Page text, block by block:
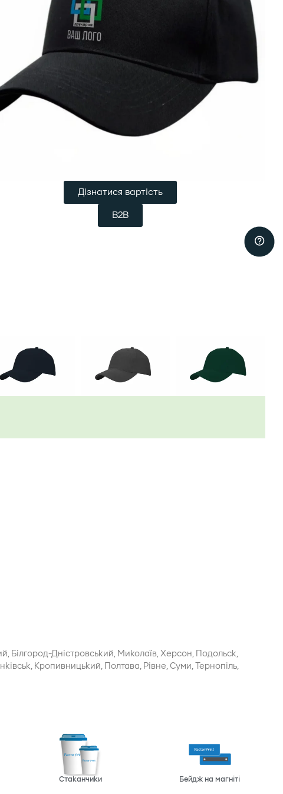
Дізнатися вартість
B2B
Білгород-Дністровський, Миколаїв, Херсон, Подольск,
Кропивницький, Полтава, Рівне, Суми, Тернопіль,
Стаканчики Бейдж на магніті